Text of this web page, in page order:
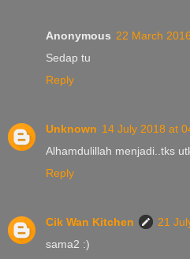
Anonymous 22 March
Sedap tu
Reply
Unknown 14 July 2018 at
Alhamdulillah menjadi..tks
Reply
Cik Wan Kitchen
21
sama2 :)